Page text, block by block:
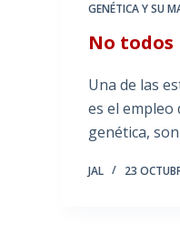
GENÉTICA Y SU
No todos
Una de las
es el
genética,
JAL 23